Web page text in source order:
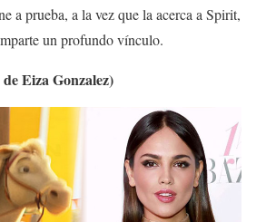
a prueba, a la vez que la acerca a Spirit,
un profundo vínculo.
Eiza Gonzalez)